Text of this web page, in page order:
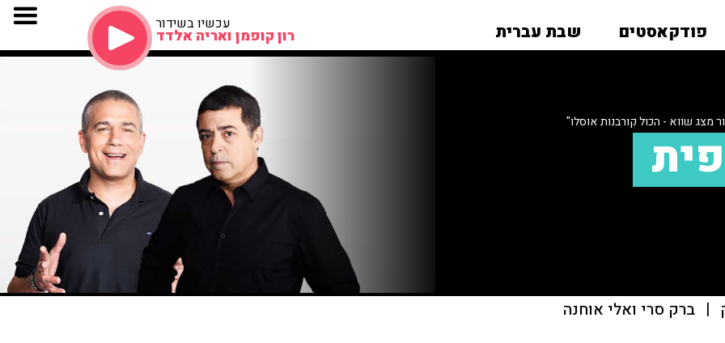
פודקאסטים שבת עברית עכשיו בשידור
רון קופמן ואריה אלדד
מצג שווא - הכול קורבנות אוסלו"
| ברק סרי ואלי אוחנה